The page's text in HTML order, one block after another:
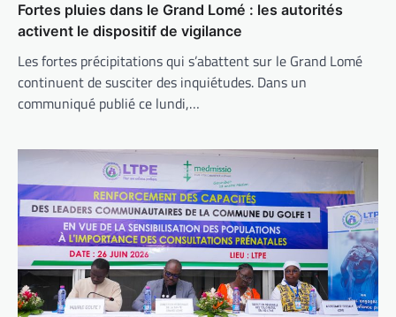
Fortes pluies dans le Grand Lomé : les autorités
activent le dispositif de vigilance
Les fortes précipitations qui s’abattent sur le Grand Lomé
continuent de susciter des inquiétudes. Dans un
communiqué publié ce lundi,…